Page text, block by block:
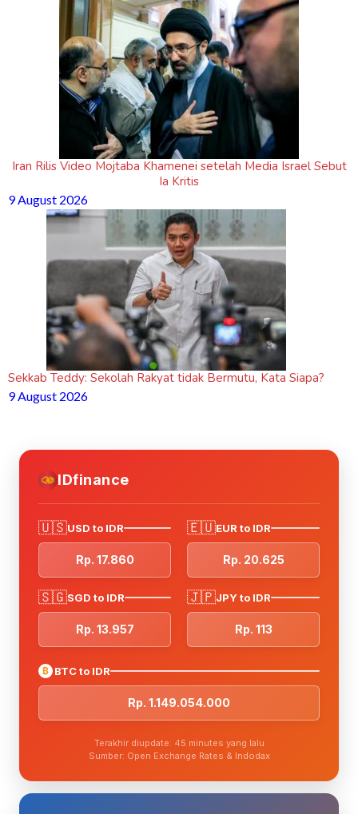
Iran Rilis Video Mojtaba Khamenei setelah Media Israel Sebut
Ia Kritis
9 August 2026
Sekkab Teddy: Sekolah Rakyat tidak Bermutu, Kata Siapa?
9 August 2026
IDfinance
🇺🇸USD to IDR
Rp. 17.860
🇪🇺EUR to IDR
Rp. 20.625
🇸🇬SGD to IDR
Rp. 13.957
🇯🇵JPY to IDR
Rp. 113
₿ BTC to IDR
Rp. 1.149.054.000
Terakhir diupdate: 45 minutes yang lalu
Sumber: Open Exchange Rates & Indodax